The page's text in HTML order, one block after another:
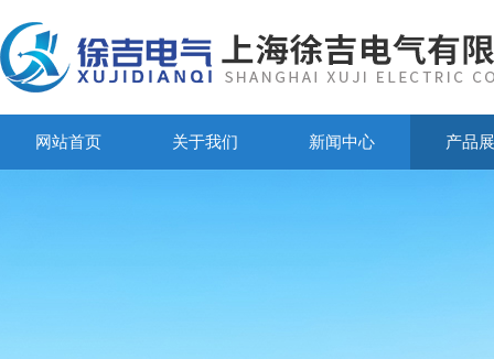
网站首页 关于我们 新闻中心 产品